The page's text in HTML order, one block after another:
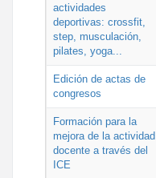
actividades
deportivas: crossfit,
step, musculación,
pilates, yoga...
Edición de actas de
congresos
Formación para la
mejora de la actividad
docente a través del
ICE